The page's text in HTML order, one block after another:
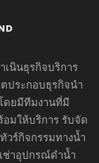
เนินธุรกิจบริการ
ประกอบธุรกิจนำ
ดยมีทีมงานที่มี
มให้บริการ รับจัด
ร์กิจกรรมทางน้ำ
ช่าอุปกรณ์ดำน้ำ